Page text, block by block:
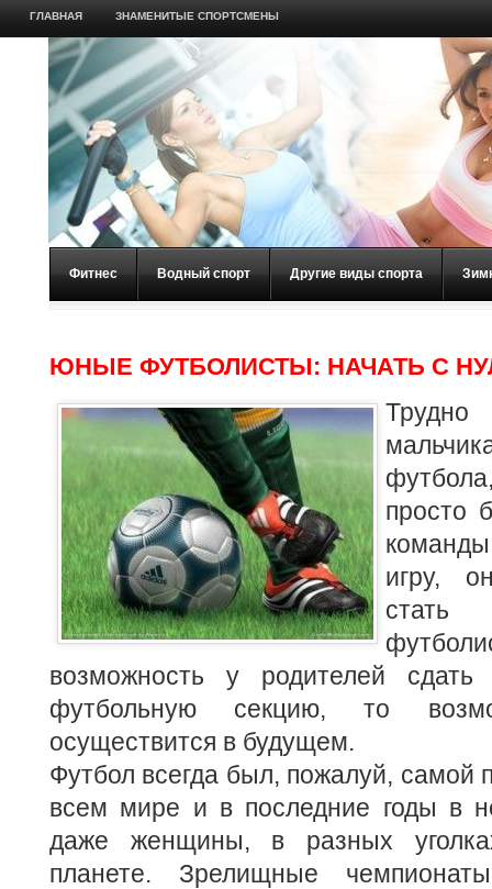
ГЛАВНАЯ ЗНАМЕНИТЫЕ СПОРТСМЕНЫ
Фитнес Водный спорт Другие виды спорта
ЮНЫЕ ФУТБОЛИСТЫ: НАЧАТЬ С
просто
игру,
возможность у родителей
футбольную секцию, то
осуществится в будущем.
Футбол всегда был, пожалуй, самой
всем мире и в последние годы в
даже женщины, в разных
планете. Зрелищные